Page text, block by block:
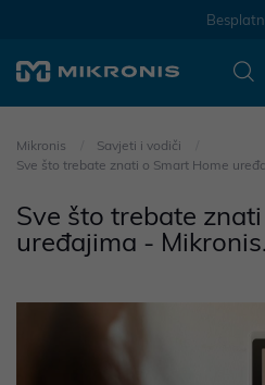
Mikronis
Savjeti i vodiči
Sve što trebate znati o Smart Home
Sve što trebate
uređajima -